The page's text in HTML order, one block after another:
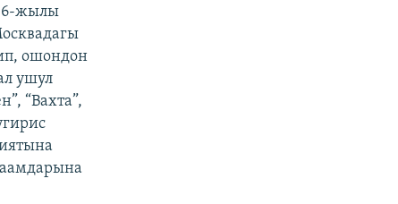
жылы
ошондон
ушул
“Вахта”,